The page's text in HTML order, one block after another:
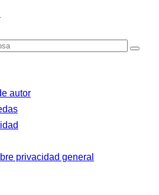
autor
privacidad general